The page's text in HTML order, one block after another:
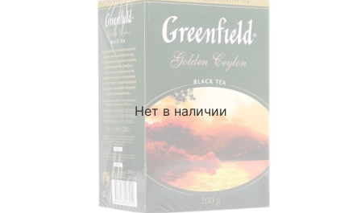
Нет в наличии